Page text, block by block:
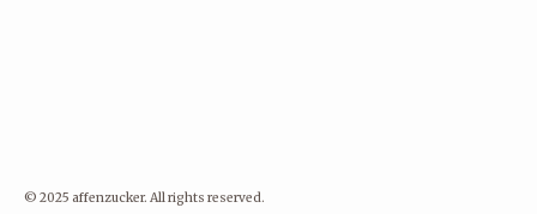
© 2025 affenzucker. All rights reserved.